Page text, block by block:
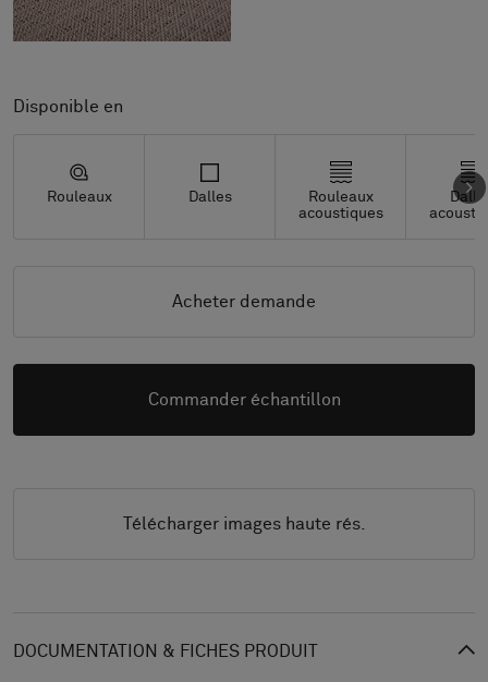
Disponible en
Rouleaux Dalles
Rouleaux
acoustiques
Acheter demande
Commander échantillon
Télécharger images haute rés.
DOCUMENTATION & FICHES PRODUIT